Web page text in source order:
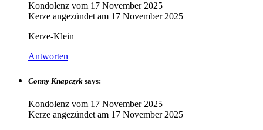
Kondolenz vom 17 November 2025
Kerze angezündet am 17 November 2025
Kerze-Klein
Antworten
Conny Knapczyk says:
Kondolenz vom 17 November 2025
Kerze angezündet am 17 November 2025